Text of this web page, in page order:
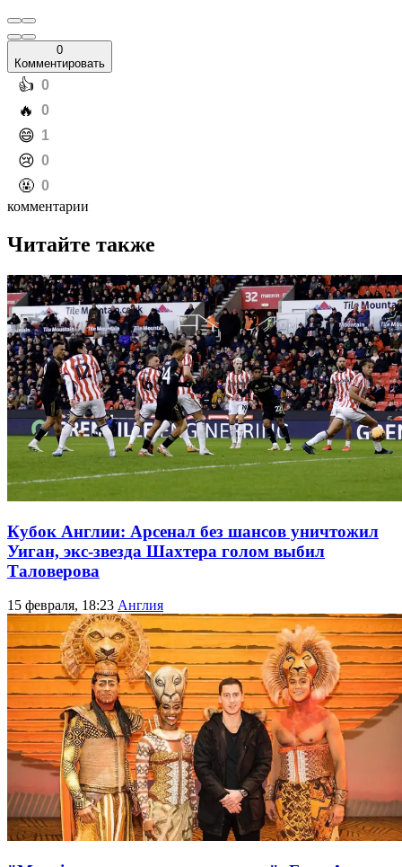
0
Комментировать
️👍 0
️🔥 0
️😄 1
️😢 0
️🤬 0
комментарии
Читайте также
Кубок Англии: Арсенал без шансов уничтожил
Уиган, экс-звезда Шахтера голом выбил
Таловерова
15 февраля, 18:23 Англия